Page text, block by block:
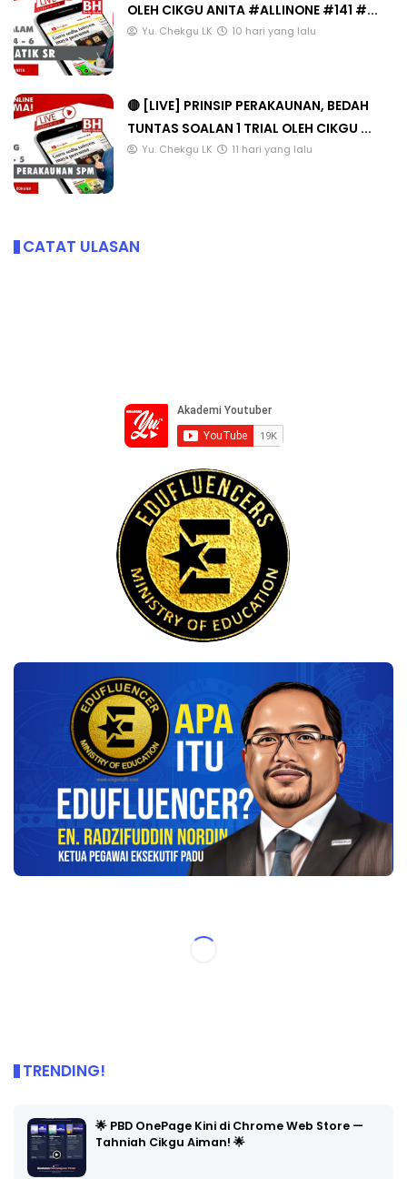
OLEH CIKGU ANITA #ALLINONE #141 #...
Yu. Chekgu LK 10 hari yang lalu
🔴 [LIVE] PRINSIP PERAKAUNAN, BEDAH
TUNTAS SOALAN 1 TRIAL OLEH CIKGU ...
Yu. Chekgu LK 11 hari yang lalu
CATAT ULASAN
TRENDING!
🌟 PBD OnePage Kini di Chrome Web Store —
Tahniah Cikgu Aiman! 🌟